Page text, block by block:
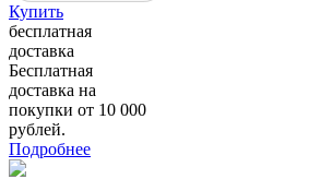
Купить
бесплатная
доставка
Бесплатная
доставка на
покупки от 10 000
рублей.
Подробнее